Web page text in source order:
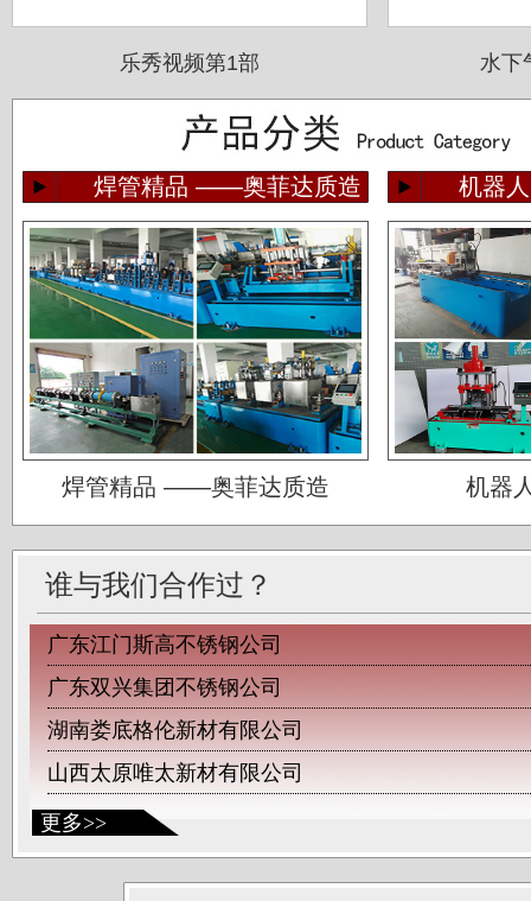
乐秀视频第1部 水下
焊管精品 ——奥菲达质造 机器
焊管精品 ——奥菲达质造 机器
更多>>
谁与我们合作过？
佛山运升不锈钢厂
宝菜不锈钢科技（昆山）有限公司
苏州圣珀不锈钢制品有限公司
常熟鑫统联不锈钢公司
广东江门斯高不锈钢公司
广东双兴集团不锈钢公司
湖南娄底格伦新材有限公司
山西太原唯太新材有限公司
山西太原大泽不锈钢公司
深圳钛杰公司
佛山南钛制品有限公司